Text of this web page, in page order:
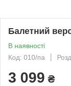
Балетний
В наявності
Код: 010/па
3 099 ₴